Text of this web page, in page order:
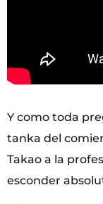
Y como toda
tanka del
Takao a la
esconder